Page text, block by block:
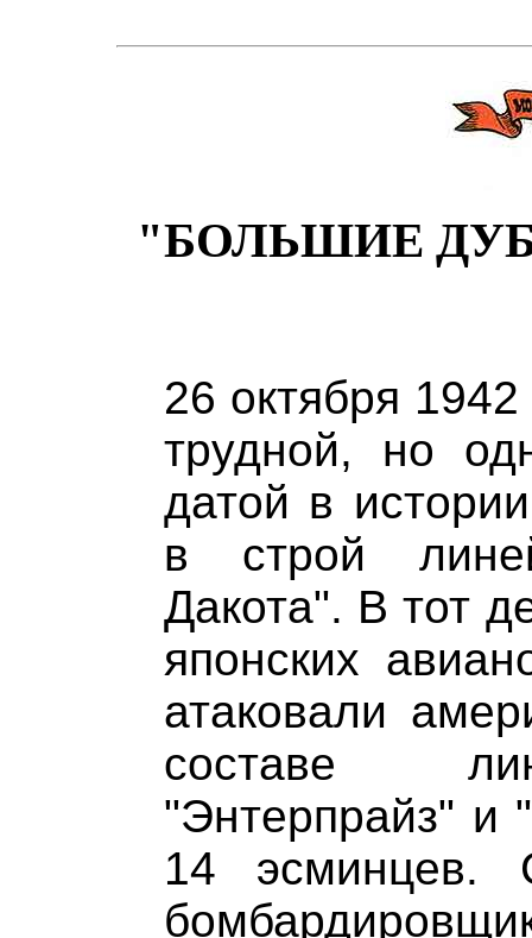
"БОЛЬШИЕ
26 октября
трудной, но
датой в
в строй
Дакота". В тот
японских
атаковали
составе
"Энтерпрайз" и
14 эсминцев.